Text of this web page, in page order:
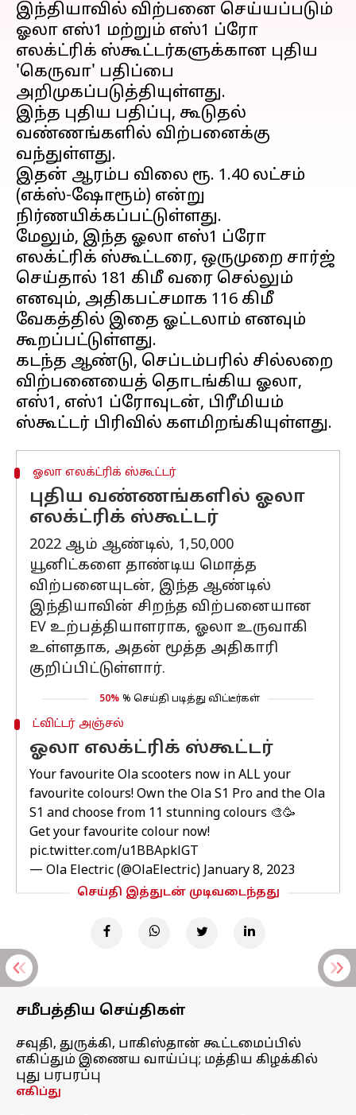
இந்தியாவில் விற்பனை செய்யப்படும்
ஓலா எஸ்1 மற்றும் எஸ்1 ப்ரோ
எலக்ட்ரிக் ஸ்கூட்டர்களுக்கான புதிய
'கெருவா' பதிப்பை
அறிமுகப்படுத்தியுள்ளது.
இந்த புதிய பதிப்பு, கூடுதல்
வண்ணங்களில் விற்பனைக்கு
வந்துள்ளது.
இதன் ஆரம்ப விலை ரூ. 1.40 லட்சம்
(எக்ஸ்-ஷோரூம்) என்று
நிர்ணயிக்கப்பட்டுள்ளது.
மேலும், இந்த ஓலா எஸ்1 ப்ரோ
எலக்ட்ரிக் ஸ்கூட்டரை, ஒருமுறை சார்ஜ்
செய்தால் 181 கிமீ வரை செல்லும்
எனவும், அதிகபட்சமாக 116 கிமீ
வேகத்தில் இதை ஓட்டலாம் எனவும்
கூறப்பட்டுள்ளது.
கடந்த ஆண்டு, செப்டம்பரில் சில்லறை
விற்பனையைத் தொடங்கிய ஓலா,
எஸ்1, எஸ்1 ப்ரோவுடன், பிரீமியம்
ஓலா எலக்ட்ரிக் ஸ்கூட்டர்
புதிய வண்ணங்களில் ஓலா
எலக்ட்ரிக் ஸ்கூட்டர்
2022 ஆம் ஆண்டில், 1,50,000
யூனிட்களை தாண்டிய மொத்த
விற்பனையுடன், இந்த ஆண்டில்
இந்தியாவின் சிறந்த விற்பனையான
EV உற்பத்தியாளராக, ஓலா உருவாகி
உள்ளதாக, அதன் மூத்த அதிகாரி
குறிப்பிட்டுள்ளார்.
50% % செய்தி படித்து விட்டீர்கள்
ட்விட்டர் அஞ்சல்
ஓலா எலக்ட்ரிக் ஸ்கூட்டர்
Your favourite Ola scooters now in ALL your
favourite colours! Own the Ola S1 Pro and the Ola
S1 and choose from 11 stunning colours 🎨🥳
Get your favourite colour now!
pic.twitter.com/u1BBApklGT
— Ola Electric (@OlaElectric) January 8, 2023
செய்தி இத்துடன் முடிவடைந்தது
சமீபத்திய செய்திகள்
சவுதி, துருக்கி, பாகிஸ்தான் கூட்டமைப்பில்
எகிப்தும் இணைய வாய்ப்பு; மத்திய கிழக்கில்
புது பரபரப்பு
எகிப்து